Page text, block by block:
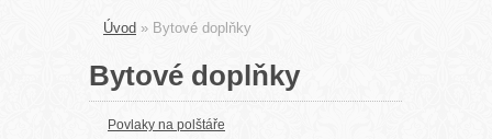
Úvod » Bytové doplňky
Bytové doplňky
Povlaky na polštáře